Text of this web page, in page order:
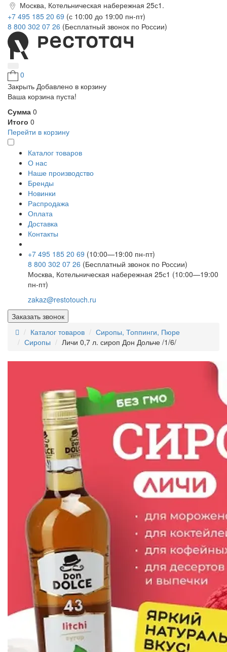
Москва, Котельническая набережная 25с1.
+7 495 185 20 69 (с 10:00 до 19:00 пн-пт)
8 800 302 07 26 (Бесплатный звонок по России)
0
Закрыть Добавлено в корзину
Ваша корзина пуста!
Сумма 0
Итого 0
Перейти в корзину
Каталог товаров
О нас
Наше производство
Бренды
Новинки
Распродажа
Оплата
Доставка
Контакты
+7 495 185 20 69 (10:00—19:00 пн-пт)
8 800 302 07 26 (Бесплатный звонок по России)
Москва, Котельническая набережная 25с1 (10:00—19:00
пн-пт)
zakaz@restotouch.ru
Заказать звонок
Каталог товаров
Сиропы, Топпинги, Пюре
Сиропы
Личи 0,7 л. сироп Дон Дольче /1/6/